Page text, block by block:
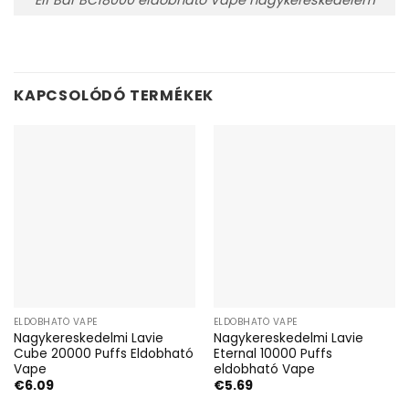
KAPCSOLÓDÓ TERMÉKEK
ELDOBHATÓ VAPE
Nagykereskedelmi Lavie
Cube 20000 Puffs Eldobható
Vape
€6.09
ELDOBHATÓ VAPE
Nagykereskedelmi Lavie
Eternal 10000 Puffs
eldobható Vape
€5.69